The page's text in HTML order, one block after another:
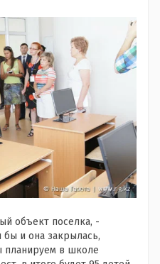
объект поселка, -
бы и она закрылась,
планируем в школе